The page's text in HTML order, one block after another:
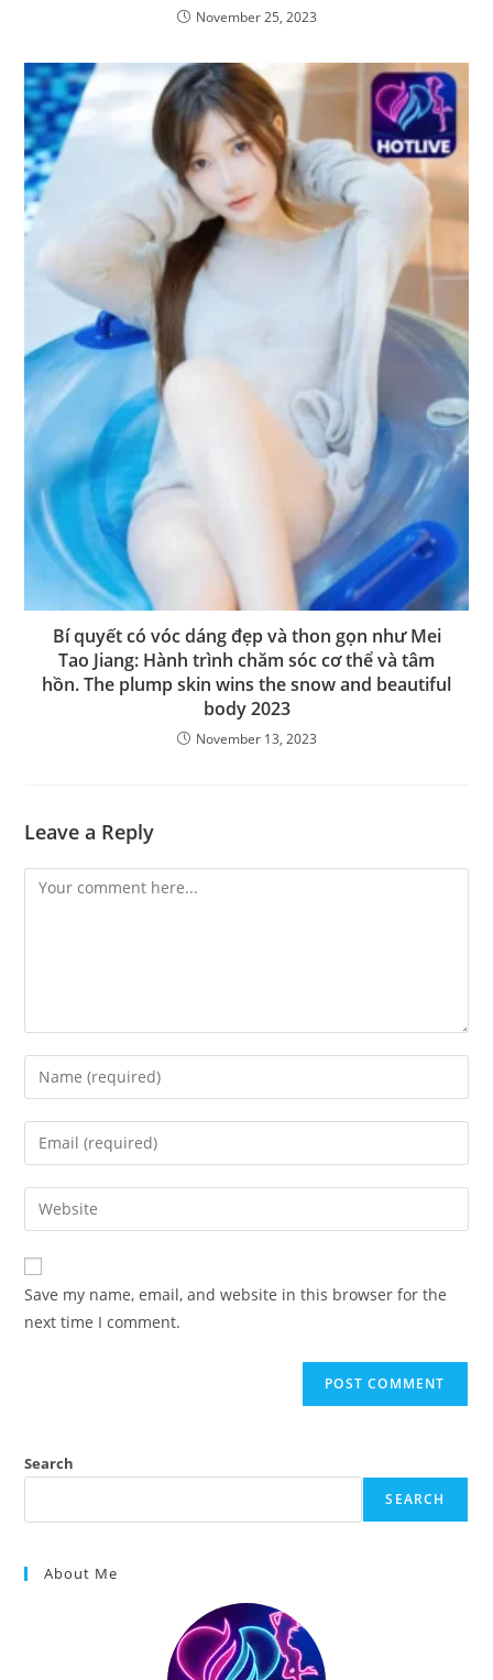
November 25, 2023
Bí quyết có vóc dáng đẹp và thon gọn như Mei
Tao Jiang: Hành trình chăm sóc cơ thể và tâm
hồn. The plump skin wins the snow and beautiful
body 2023
November 13, 2023
Leave a Reply
Comment
Enter
your
name
comment
Enter
your
email
address
comment
Enter
your
website
URL
(optional)
Save my name, email, and website in this browser for the
next time I comment.
Search
SEARCH
About Me